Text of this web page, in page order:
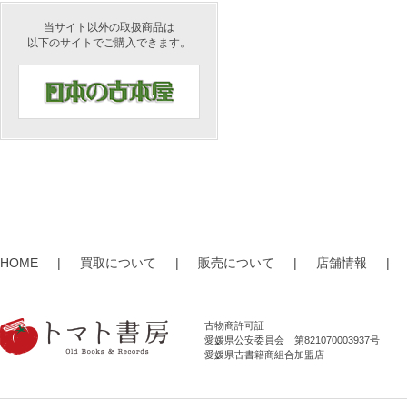
当サイト以外の取扱商品は
以下のサイトでご購入できます。
HOME | 買取について | 販売について | 店舗情報 |
古物商許可証
愛媛県公安委員会 第821070003937号
愛媛県古書籍商組合加盟店